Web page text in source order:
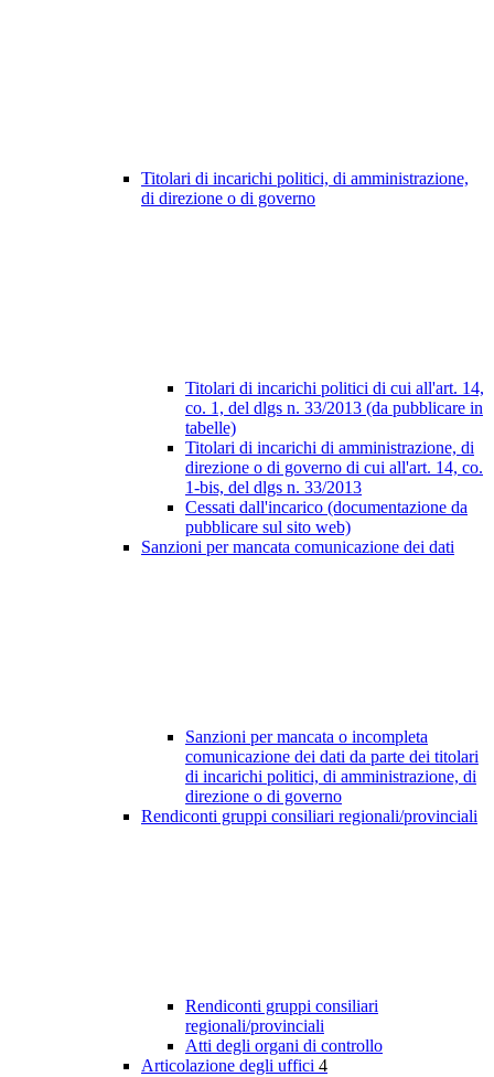
Titolari di incarichi politici, di amministrazione,
di direzione o di governo
Titolari di incarichi politici di cui all'art. 14,
co. 1, del dlgs n. 33/2013 (da pubblicare in
tabelle)
Titolari di incarichi di amministrazione, di
direzione o di governo di cui all'art. 14, co.
1-bis, del dlgs n. 33/2013
Cessati dall'incarico (documentazione da
pubblicare sul sito web)
Sanzioni per mancata comunicazione dei dati
Sanzioni per mancata o incompleta
comunicazione dei dati da parte dei titolari
di incarichi politici, di amministrazione, di
direzione o di governo
Rendiconti gruppi consiliari regionali/provinciali
Rendiconti gruppi consiliari
regionali/provinciali
Atti degli organi di controllo
Articolazione degli uffici 4